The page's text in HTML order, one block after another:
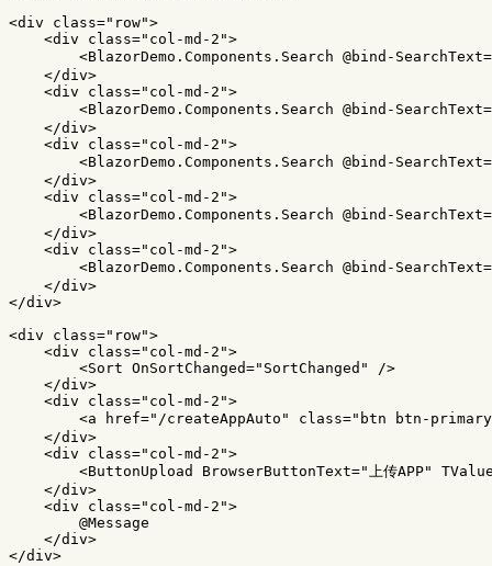
<div class=" row
<div class=" col -md - 2
<BlazorDemo . Components . Search @bind - SearchText=
</div>
<div class=" col -md - 2
<BlazorDemo . Components . Search @bind - SearchText=
</div>
<div class=" col -md - 2
<BlazorDemo . Components . Search @bind - SearchText=
</div>
<div class=" col -md - 2
<BlazorDemo . Components . Search @bind - SearchText=
</div>
<div class=" col -md - 2
<BlazorDemo . Components . Search @bind - SearchText=
</div>
</div>
<div class=" row
<div class=" col -md - 2
<Sort OnSortChanged="SortChanged"
/>
</div>
<div class=" col -md - 2
<a href="/createAppAuto" class=" btn btn - primary
</div>
<div class=" col -md - 2
<ButtonUpload BrowserButtonText="上传APP"
</div>
<div class=" col -md - 2
@Message
</div>
</div>